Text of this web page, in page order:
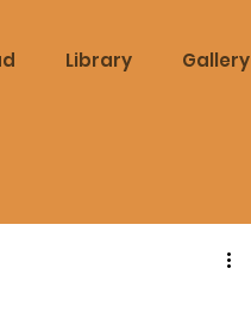
Library Gallery